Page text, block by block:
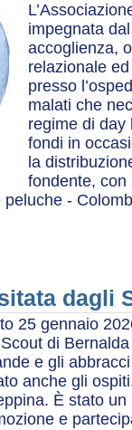
impegnata
accoglienza,
relazionale
presso
malati che
regime di day
fondi in
la
fondente, con
-
dagli
25 gennaio
di
e gli
anche gli
È stato
e